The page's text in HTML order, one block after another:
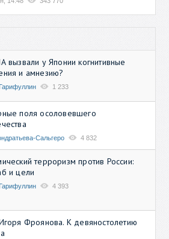
вызвали у Японии когнитивные
и амнезию?
1 233
поля осоловевшего
Сальгеро 4 832
терроризм против России:
и цели
4 393
Фроянова. К девяностолетию